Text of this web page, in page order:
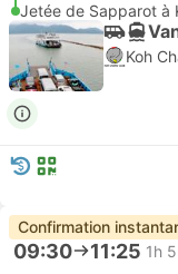
Jetée de Sapparot à
Koh
Confirmation
09:30 11:25 1h